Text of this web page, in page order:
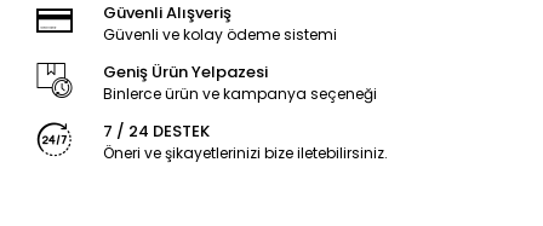
Güvenli Alışveriş
Güvenli ve kolay ödeme sistemi
Geniş Ürün Yelpazesi
Binlerce ürün ve kampanya seçeneği
7 / 24 DESTEK
Öneri ve şikayetlerinizi bize iletebilirsiniz.